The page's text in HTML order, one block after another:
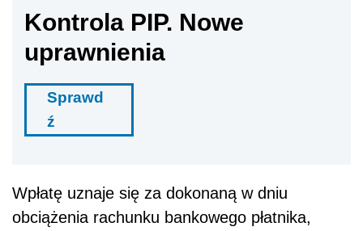
Kontrola PIP. Nowe
uprawnienia
Sprawd
ź
Wpłatę uznaje się za dokonaną w dniu
obciążenia rachunku bankowego płatnika,